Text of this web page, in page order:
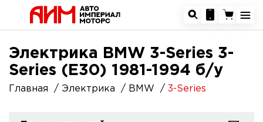
Электрика BMW 3-Series 3-
Series (E30) 1981-1994 б/у
Главная Электрика BMW 3-Series